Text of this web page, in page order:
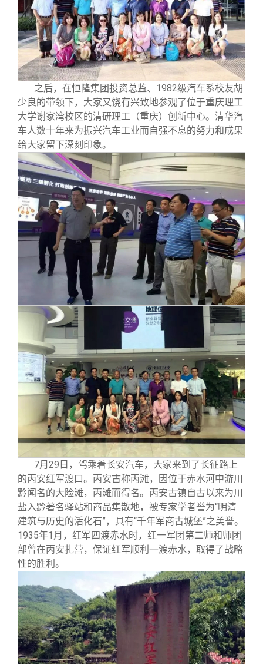
之后，在恒隆集团投资总监、1982级汽车系校友胡
少良的带领下，大家又饶有兴致地参观了位于重庆理工
大学谢家湾校区的清研理工（重庆）创新中心。清华汽
车人数十年来为振兴汽车工业而自强不息的努力和成果
给大家留下深刻印象。
7月29日，驾乘着长安汽车，大家来到了长征路上
的丙安红军渡口。丙安古称丙滩，因位于赤水河中游川
黔闻名的大险滩，丙滩而得名。丙安古镇自古以来为川
盐入黔著名驿站和商品集散地，被专家学者誉为“明清
建筑与历史的活化石”，具有“千年军商古城堡”之美誉。
1935年1月，红军四渡赤水时，红一军团第二师和师团
部曾在丙安扎营，保证红军顺利一渡赤水，取得了战略
性的胜利。